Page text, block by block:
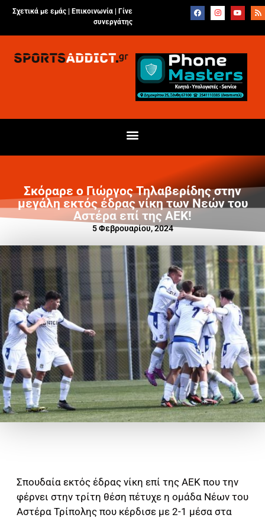
Σχετικά με εμάς | Επικοινωνία
Γίνε
συνεργάτης
Σκόραρε ο Γιώργος Τηλαβερίδης στην
μεγάλη εκτός έδρας νίκη των Νεών του
Αστέρα επί της ΑΕΚ!
5 Φεβρουαρίου, 2024
Σπουδαία εκτός έδρας νίκη επί της ΑΕΚ που την
φέρνει στην τρίτη θέση πέτυχε η ομάδα Νέων του
Αστέρα Τρίπολης που κέρδισε με 2-1 μέσα στα